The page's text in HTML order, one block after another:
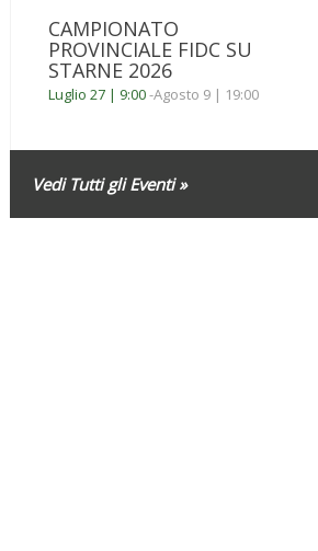
CAMPIONATO
PROVINCIALE FIDC SU
STARNE 2026
Luglio 27 | 9:00-Agosto 9 | 19:00
Vedi Tutti gli Eventi »